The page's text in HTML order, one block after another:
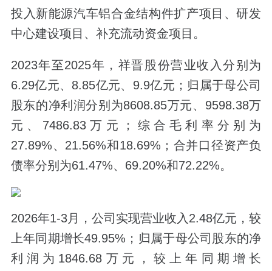
投入新能源汽车铝合金结构件扩产项目、研发
中心建设项目、补充流动资金项目。
2023年至2025年，祥晋股份营业收入分别为
6.29亿元、8.85亿元、9.9亿元；归属于母公司
股东的净利润分别为8608.85万元、9598.38万
元、7486.83万元；综合毛利率分别为
27.89%、21.56%和18.69%；合并口径资产负
债率分别为61.47%、69.20%和72.22%。
2026年1-3月，公司实现营业收入2.48亿元，较
上年同期增长49.95%；归属于母公司股东的净
利润为1846.68万元，较上年同期增长